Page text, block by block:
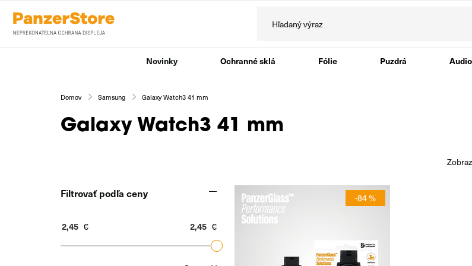
Novinky Ochranné sklá Fólie Puzdrá Audio
Domov Samsung Galaxy Watch3 41 mm
Galaxy Watch3 41 mm
Filtrovať podľa ceny
€ €
-84 %